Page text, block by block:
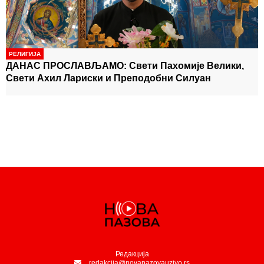
најчешће не види ПЕНЗИЈЕ РАСТУ ВЕЋ ОВЕ
ГОДИНЕ: Повећање ће пратити раст плата! -
РЕЛИГИЈА
ДАНАС ПРОСЛАВЉАМО: Свети Пахомије Велики,
Свети Ахил Лариски и Преподобни Силуан
Редакција